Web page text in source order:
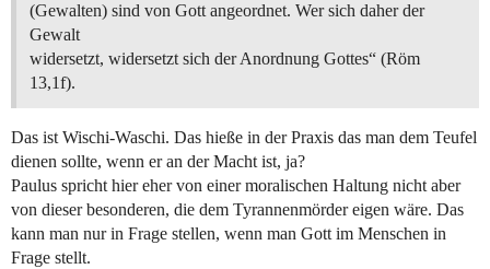
(Gewalten) sind von Gott angeordnet. Wer sich daher der
Gewalt
widersetzt, widersetzt sich der Anordnung Gottes“ (Röm
13,1f).
Das ist Wischi-Waschi. Das hieße in der Praxis das man dem Teufel
dienen sollte, wenn er an der Macht ist, ja?
Paulus spricht hier eher von einer moralischen Haltung nicht aber
von dieser besonderen, die dem Tyrannenmörder eigen wäre. Das
kann man nur in Frage stellen, wenn man Gott im Menschen in
Frage stellt.